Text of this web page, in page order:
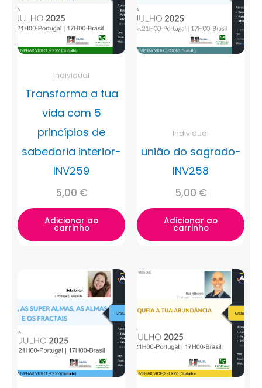
Individual
Transforma a tua
vida com 5
princípios de
sabedoria interior-
INV259
5,00 €
Adicionar ao
carrinho
Individual
união do sagrado-
INV258
5,00 €
Adicionar ao
carrinho